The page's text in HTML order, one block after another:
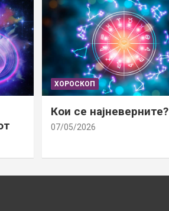
ХОРОСКОП
Кои се најневерните?
07/05/2026